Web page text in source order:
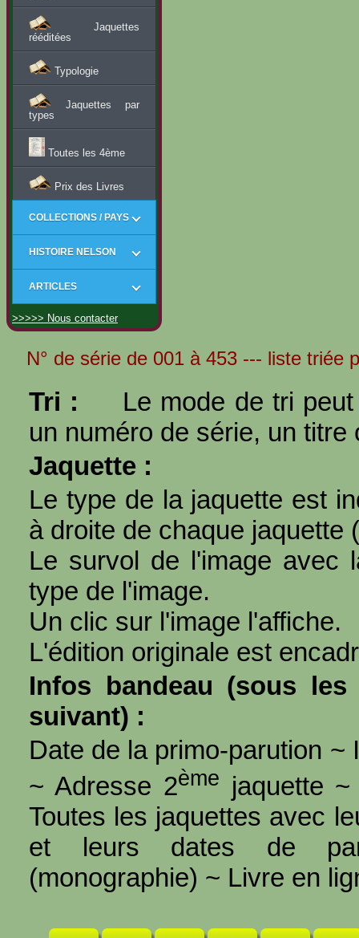
Jaquettes
rééditées
Typologie
Jaquettes par
types
Toutes les 4ème
Prix des Livres
COLLECTIONS / PAYS
HISTOIRE NELSON
ARTICLES
>>>>> Nous contacter
N° de série de 001 à 453 --- liste triée
Tri :
Le mode de tri
un numéro de série, un titre
Jaquette :
Le type de la jaquette est
à droite de chaque jaquette (
Le survol de l'image avec
type de l'image.
Un clic sur l'image l'affiche.
L'édition originale est
Infos bandeau (sous
suivant) :
Date de la primo-parution ~
~ Adresse 2ème jaquette
Toutes les jaquettes avec
et leurs dates de
(monographie) ~ Livre en